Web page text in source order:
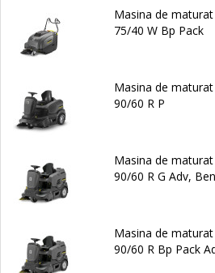
Masina de maturat
75/40 W Bp Pack
Masina de maturat
90/60 R P
Masina de maturat
90/60 R G Adv,
Masina de maturat
90/60 R Bp Pack